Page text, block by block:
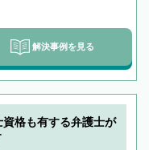
解決事例を見る
資格も有する弁護士が